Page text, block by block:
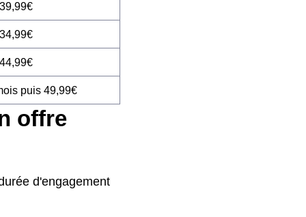
puis 49,99€
offre
d'engagement